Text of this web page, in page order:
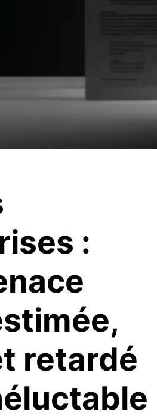
:
retardé